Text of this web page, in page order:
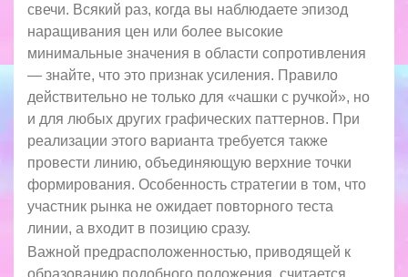
свечи. Всякий раз, когда вы наблюдаете эпизод
наращивания цен или более высокие
минимальные значения в области сопротивления
— знайте, что это признак усиления. Правило
действительно не только для «чашки с ручкой», но
и для любых других графических паттернов. При
реализации этого варианта требуется также
провести линию, объединяющую верхние точки
формирования. Особенность стратегии в том, что
участник рынка не ожидает повторного теста
линии, а входит в позицию сразу.
Важной предрасположенностью, приводящей к
образованию подобного положения, считается